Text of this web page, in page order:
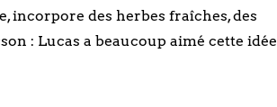
incorpore des herbes fraîches, des
: Lucas a beaucoup aimé cette idée